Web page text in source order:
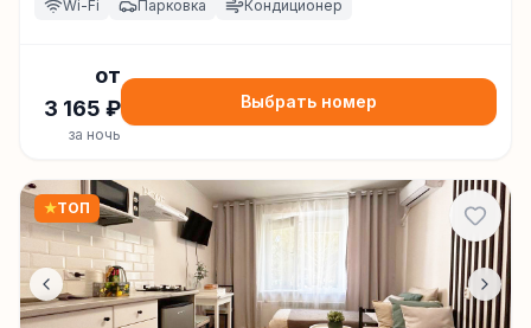
Wi-Fi Парковка Кондиционер
от
3 165 ₽
за ночь
Выбрать номер
★ТОП